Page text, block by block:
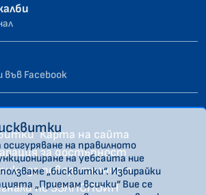
във Facebook
Карта на сайта
за достъпност
за поверителност
по ЗЗЛПСПОИН
осигуряване на правилното
на уебсайта ние
„бисквитки“. Избирайки
„Приемам всички“ Вие се